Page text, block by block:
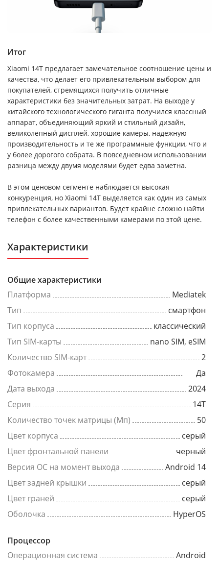
Итог
Xiaomi 14T предлагает замечательное соотношение цены и
качества, что делает его привлекательным выбором для
покупателей, стремящихся получить отличные
характеристики без значительных затрат. На выходе у
китайского технологического гиганта получился классный
аппарат, объединяющий яркий и стильный дизайн,
великолепный дисплей, хорошие камеры, надежную
производительность и те же программные функции, что и
у более дорогого собрата. В повседневном использовании
разница между двумя моделями будет едва заметна.
В этом ценовом сегменте наблюдается высокая
конкуренция, но Xiaomi 14T выделяется как один из самых
привлекательных вариантов. Будет крайне сложно найти
телефон с более качественными камерами по этой цене.
Характеристики
Общие характеристики
Платформа
Mediatek
Тип
смартфон
Тип корпуса
классический
Тип SIM-карты
nano SIM, eSIM
Количество SIM-карт
2
Фотокамера
Да
Дата выхода
2024
Серия
14T
Количество точек матрицы (Мп)
50
Цвет корпуса
серый
Цвет фронтальной панели
черный
Версия ОС на момент выхода
Android 14
Цвет задней крышки
серый
Цвет граней
серый
Оболочка
HyperOS
Процессор
Операционная система
Android